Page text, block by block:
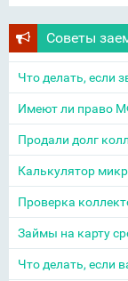
Советы
Что делать, если
Имеют ли право
Продали долг
Калькулятор
Проверка
Займы на карту
Что делать, если